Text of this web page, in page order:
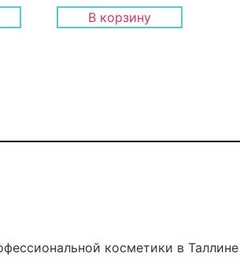
В корзину
косметики в Таллине